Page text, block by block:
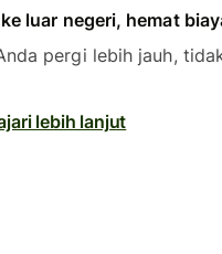
luar negeri, hemat
pergi lebih jauh,
lebih lanjut